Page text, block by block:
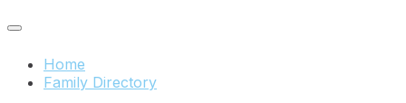
Home
Family Directory